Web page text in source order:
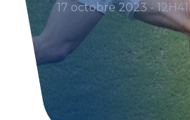
17 octobre 2023 - 12H41